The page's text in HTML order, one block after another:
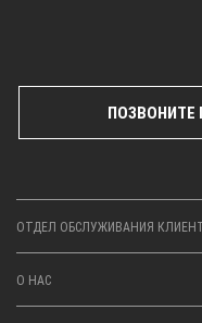
ПОЗВОНИТЕ
ОТДЕЛ ОБСЛУЖИВАНИЯ
О НАС